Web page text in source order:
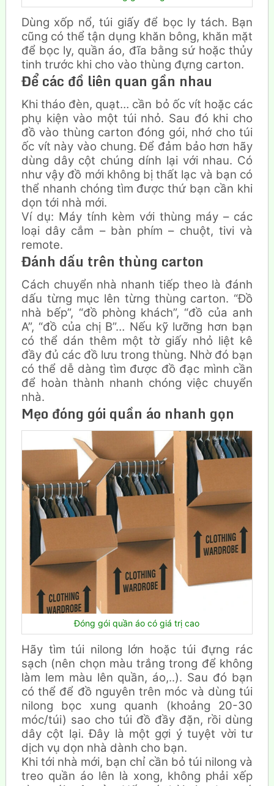
Dùng xốp nổ, túi giấy để bọc ly tách. Bạn
cũng có thể tận dụng khăn bông, khăn mặt
để bọc ly, quần áo, đĩa bằng sứ hoặc thủy
tinh trước khi cho vào thùng đựng carton.
Để các đồ liên quan gần nhau
Khi tháo đèn, quạt… cần bỏ ốc vít hoặc các
phụ kiện vào một túi nhỏ. Sau đó khi cho
đồ vào thùng carton đóng gói, nhớ cho túi
ốc vít này vào chung. Để đảm bảo hơn hãy
dùng dây cột chúng dính lại với nhau. Có
như vậy đồ mới không bị thất lạc và bạn có
thể nhanh chóng tìm được thứ bạn cần khi
dọn tới nhà mới.
Ví dụ: Máy tính kèm với thùng máy – các
loại dây cắm – bàn phím – chuột, tivi và
remote.
Đánh dấu trên thùng carton
Cách chuyển nhà nhanh tiếp theo là đánh
dấu từng mục lên từng thùng carton. “Đồ
nhà bếp”, “đồ phòng khách”, “đồ của anh
A”, “đồ của chị B”… Nếu kỹ lưỡng hơn bạn
có thể dán thêm một tờ giấy nhỏ liệt kê
đầy đủ các đồ lưu trong thùng. Nhờ đó bạn
có thể dễ dàng tìm được đồ đạc mình cần
để hoàn thành nhanh chóng việc chuyển
nhà.
Mẹo đóng gói quần áo nhanh gọn
Đóng gói quần áo có giá trị cao
Hãy tìm túi nilong lớn hoặc túi đựng rác
sạch (nên chọn màu trắng trong để không
làm lem màu lên quần, áo,..). Sau đó bạn
có thể để đồ nguyên trên móc và dùng túi
nilong bọc xung quanh (khoảng 20-30
móc/túi) sao cho túi đồ đầy đặn, rồi dùng
dây cột lại. Đây là một gợi ý tuyệt vời tư
dịch vụ dọn nhà dành cho bạn.
Khi tới nhà mới, bạn chỉ cần bỏ túi nilong và
treo quần áo lên là xong, không phải xếp